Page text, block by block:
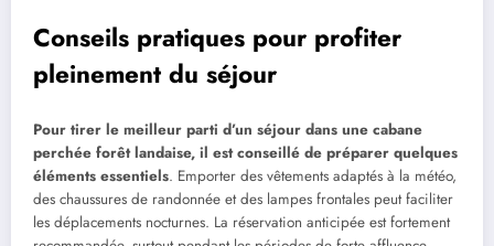
Conseils pratiques pour profiter
pleinement du séjour
Pour tirer le meilleur parti d’un séjour dans une cabane
perchée forêt landaise, il est conseillé de préparer quelques
éléments essentiels. Emporter des vêtements adaptés à la météo,
des chaussures de randonnée et des lampes frontales peut faciliter
les déplacements nocturnes. La réservation anticipée est fortement